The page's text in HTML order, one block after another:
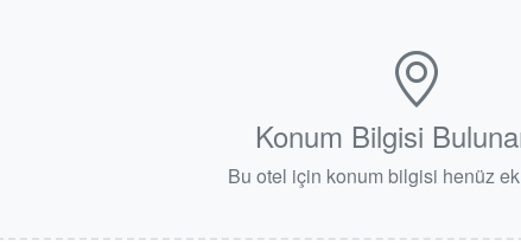
Konum Bilgisi
Bu otel için konum bilgisi henüz